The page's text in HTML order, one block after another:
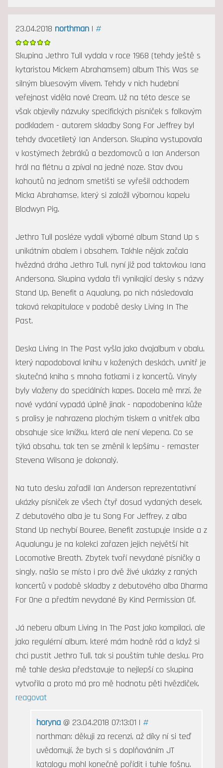
23.04.2018 northman| #
Skupina Jethro Tull vydala v roce 1968 (tehdy ještě s
kytaristou Mickem Abrahamsem) album This Was se
silným bluesovým vlivem. Tehdy v nich hudební
veřejnost viděla nové Cream. Už na této desce se
však objevily názvuky specifických písniček s folkovým
podkladem - autorem skladby Song For Jeffrey byl
tehdy dvacetiletý Ian Anderson. Skupina vystupovala
v kostýmech žebráků a bezdomovců a Ian Anderson
hrál na flétnu a zpíval na jedné noze. Stav dvou
kohoutů na jednom smetišti se vyřešil odchodem
Micka Abrahamse, který si založil výbornou kapelu
Blodwyn Pig.
Jethro Tull posléze vydali výborné album Stand Up s
unikátním obalem i obsahem. Takhle nějak začala
hvězdná dráha Jethro Tull, nyní již pod taktovkou Iana
Andersona. Skupina vydala tři vynikající desky s názvy
Stand Up, Benefit a Aqualung, po nich následovala
taková rekapitulace v podobě desky Living In The
Past.
Deska Living In The Past vyšla jako dvojalbum v obalu,
který napodoboval knihu v kožených deskách, uvnitř je
skutečná kniha s mnoha fotkami i z koncertů. Vinyly
byly vloženy do speciálních kapes. Docela mě mrzí, že
nové vydání vypadá úplně jinak - napodobenina kůže
s prolisy je nahrazena plochým tiskem a vnitřek alba
obsahuje sice knížku, která ale není vlepena. Co se
týká obsahu, tak ten se změnil k lepšímu - remaster
Stevena Wilsona je dokonalý.
Na tuto desku zařadil Ian Anderson reprezentativní
ukázky písniček ze všech čtyř dosud vydaných desek.
Z debutového alba je tu Song For Jeffrey, z alba
Stand Up nechybí Bouree, Benefit zastupuje Inside a z
Aqualungu je na kolekci zařazen jejich největší hit
Locomotive Breath. Zbytek tvoří nevydané písničky a
singly, našlo se místo i pro dvě živé ukázky z raných
koncertů v podobě skladby z debutového alba Dharma
For One a předtím nevydané By Kind Permission Of.
Já neberu album Living In The Past jako kompilaci, ale
jako regulérní album, které mám hodně rád a když si
chci pustit Jethro Tull, tak si pouštím tuhle desku. Pro
mě tahle deska představuje to nejlepší co skupina
vytvořila a proto má pro mě hodnotu pěti hvězdiček.
reagovat
horyna@ 23.04.2018 07:13:01 | #
northman: děkuji za recenzi, až díky ní si teď
uvědomují, že bych si s doplňováním JT
katalogu mohl konečně pořídit i tuhle fošnu.